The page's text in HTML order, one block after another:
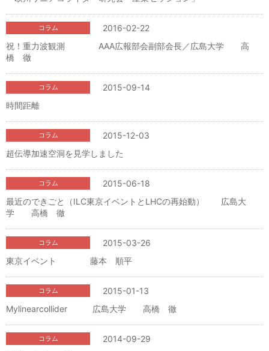
2016-02-22
コラム
祝！重力波観測 AAA広報部会副部会長／広島大学 高
橋 徹
2015-09-14
コラム
時間距離
2015-12-03
コラム
超伝導加速空洞を見学しました
2015-06-18
コラム
最近のできごと（ILC東京イベントとLHCの再始動） 広島大
学 高橋 徹
2015-03-26
コラム
東京イベント 藤本 順平
2015-01-13
コラム
Mylinearcollider 広島大学 高橋 徹
2014-09-29
コラム